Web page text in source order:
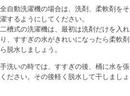
全自動洗濯機の場合は、洗剤、柔軟剤を
濯するようにしてください。
二槽式の洗濯機は、最初は洗剤だけを入
り、すすぎの水がきれいになったら柔軟
ら脱水しましょう。
手洗いの時では、すすぎの後、桶に水を
ください。その後軽く脱水して干しましょ